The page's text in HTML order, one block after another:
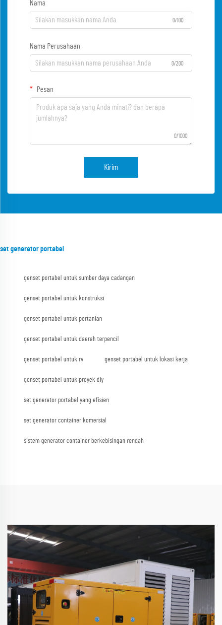
Nama
0/100
Nama Perusahaan
0/200
Pesan
0/1000
Kirim
set generator portabel
genset portabel untuk sumber daya cadangan
genset portabel untuk konstruksi
genset portabel untuk pertanian
genset portabel untuk daerah terpencil
genset portabel untuk rv genset portabel untuk lokasi kerja
genset portabel untuk proyek diy
set generator portabel yang efisien
set generator container komersial
sistem generator container berkebisingan rendah